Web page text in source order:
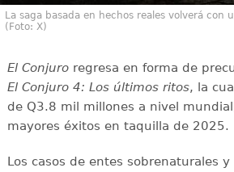
La saga basada en hechos reales volverá con
(Foto: X)
El Conjuroregresa en forma de
El Conjuro 4: Los últimos ritos, la
de Q3.8 mil millones a nivel
mayores éxitos en taquilla de 2025.
Los casos de entes sobrenaturales y